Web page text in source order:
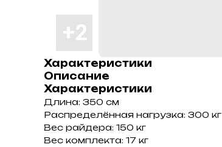
Характеристики
Описание
Характеристики
Длина: 350 см
Распределённая нагрузка: 300 кг
Вес райдера: 150 кг
Вес комплекта: 17 кг